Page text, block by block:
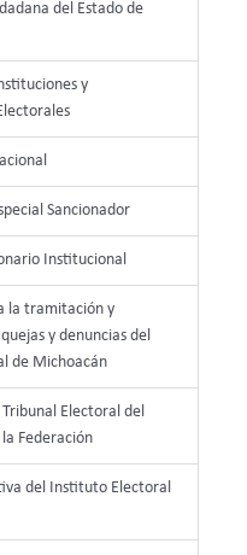
del Estado de
y
Sancionador
Institucional
la tramitación y
y denuncias del
de Michoacán
Electoral del
la Federación
del Instituto Electoral